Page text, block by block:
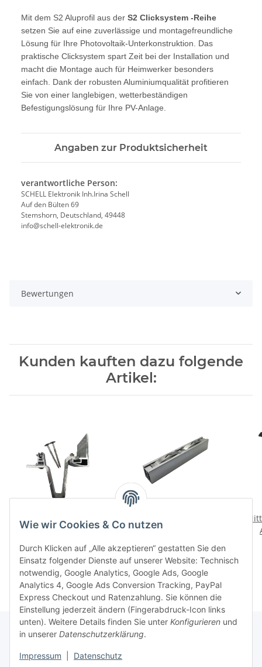
Mit dem S2 Aluprofil aus der S2 Clicksystem -Reihe
setzen Sie auf eine zuverlässige und montagefreundliche
Lösung für Ihre Photovoltaik-Unterkonstruktion. Das
praktische Clicksystem spart Zeit bei der Installation und
macht die Montage auch für Heimwerker besonders
einfach. Dank der robusten Aluminiumqualität profitieren
Sie von einer langlebigen, wetterbeständigen
Befestigungslösung für Ihre PV-Anlage.
Angaben zur Produktsicherheit
verantwortliche Person:
SCHELL Elektronik Inh.Irina Schell
Auf den Bülten 69
Stemshorn, Deutschland, 49448
info@schell-elektronik.de
Bewertungen
Kunden kauften dazu folgende
Artikel:
S2 Dachhaken aus
massivem Aluminium -
Clicksystem
6,90 €
Aluprofil – Clicksystem
2,10 €
Informationen
Wie wir Cookies & Co nutzen
Durch Klicken auf „Alle akzeptieren“ gestatten Sie den
Einsatz folgender Dienste auf unserer Website: Technisch
notwendig, Google Analytics, Google Ads, Google
Analytics 4, Google Ads Conversion Tracking, PayPal
Express Checkout und Ratenzahlung. Sie können die
Einstellung jederzeit ändern (Fingerabdruck-Icon links
unten). Weitere Details finden Sie unter Konfigurieren und
in unserer Datenschutzerklärung.
Impressum Datenschutz